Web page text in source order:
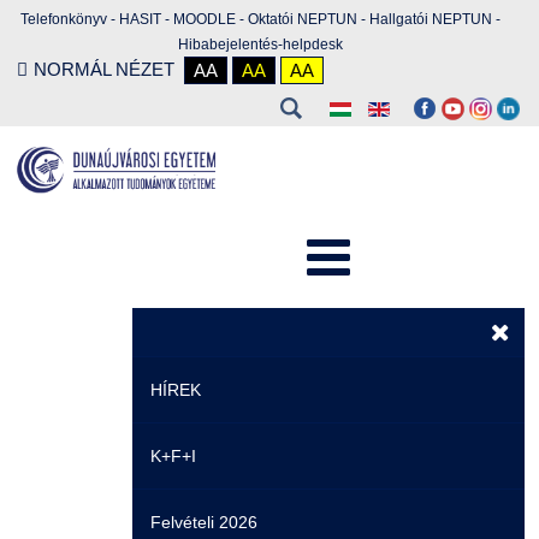
Telefonkönyv - HASIT - MOODLE - Oktatói NEPTUN - Hallgatói NEPTUN -
Hibabejelentés-helpdesk
NORMÁL NÉZET AA AA AA
HÍREK
Hírek
Események
K+F+I
Felvételi 2026